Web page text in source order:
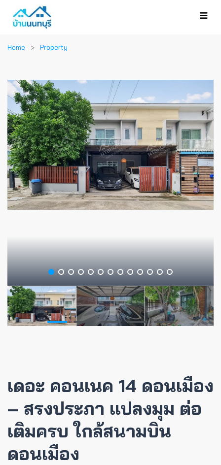
Home Property
เดอะ คอนเนค 14 ดอนเมือง
– สรงประภา แปลงมุม ต่อ
เติมครบ ใกล้สนามบิน
ดอนเมือง